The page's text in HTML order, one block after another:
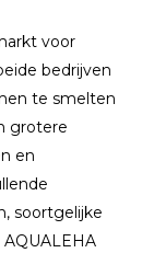
voor
bedrijven
te smelten
grotere
en
soortgelijke